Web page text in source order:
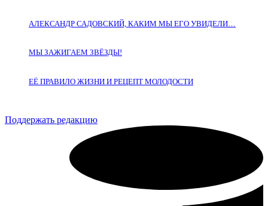
АЛЕКСАНДР САДОВСКИЙ, КАКИМ МЫ ЕГО УВИДЕЛИ…
МЫ ЗАЖИГАЕМ ЗВЁЗДЫ!
ЕЁ ПРАВИЛО ЖИЗНИ И РЕЦЕПТ МОЛОДОСТИ
Поддержать редакцию